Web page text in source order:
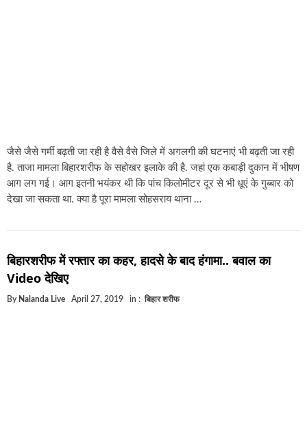
जैसे जैसे गर्मी बढ़ती जा रही है वैसे वैसे जिले में अगलगी की घटनाएं भी बढ़ती जा रही
है. ताजा मामला बिहारशरीफ के सहोखर इलाके की है. जहां एक कबाड़ी दुकान में भीषण
आग लग गई। आग इतनी भयंकर थी कि पांच किलोमीटर दूर से भी धूएं के गुब्बार को
देखा जा सकता था. क्या है पूरा मामला सोहसराय थाना …
बिहारशरीफ में रफ्तार का कहर, हादसे के बाद हंगामा.. बवाल का
Video देखिए
By Nalanda Live April 27, 2019 in : बिहार शरीफ